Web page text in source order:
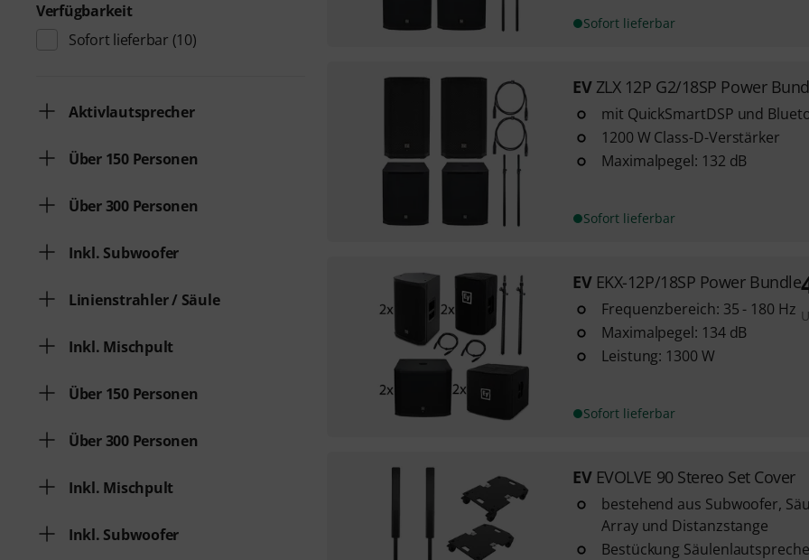
Verfügbarkeit
Sofort lieferbar (10)
Aktivlautsprecher
Über 150 Personen
Über 300 Personen
Inkl. Subwoofer
Linienstrahler / Säule
Inkl. Mischpult
Über 150 Personen
Über 300 Personen
Inkl. Mischpult
Inkl. Subwoofer
Sofort lieferbar
EV ZLX 12P G2/18SP Power
mit QuickSmartDSP und
1200 W Class-D-Verstärker
Maximalpegel: 132 dB
Sofort lieferbar
EV EKX-12P/18SP Power Bundle
Frequenzbereich: 35 - 180 Hz
Maximalpegel: 134 dB
Leistung: 1300 W
Sofort lieferbar
EV EVOLVE 90 Stereo Set Cover
bestehend aus Subwoofer,
Array und Distanzstange
Bestückung